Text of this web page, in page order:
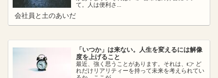
て。人は便利さ...
会社員と土のあいだ
「いつか」は来ない。人生を変えるには解像
度を上げること
最近、強く思うことがあります。それは、👉 ど
れだけリアリティーを持って未来を考えられてい